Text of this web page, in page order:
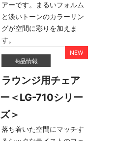
アーです。まるいフォルム
と淡いトーンのカラーリン
グが空間に彩りを加えま
す。
商品情報
ラウンジ用チェア
ー＜LG-710シリー
ズ＞
落ち着いた空間にマッチす